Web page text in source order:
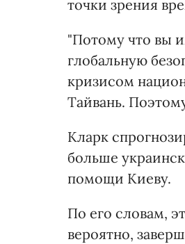
точки зрения
"Потому что вы
глобальную
кризисом
Тайвань.
Кларк
больше
помощи Киеву.
По его словам,
вероятно,